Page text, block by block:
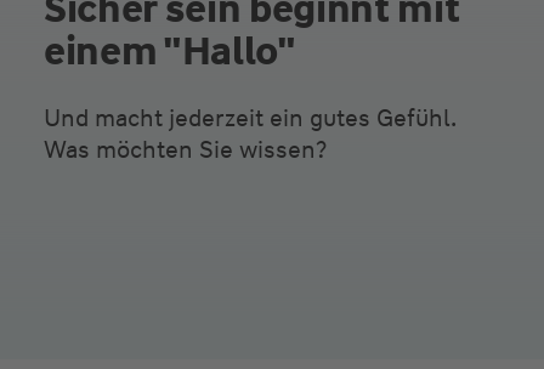
einem "Hallo"
Und macht jederzeit ein gutes Gefühl.
Was möchten Sie wissen?